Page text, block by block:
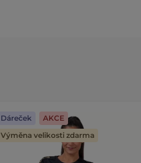
Dáreček
AKCE
Výměna velikosti zdarma